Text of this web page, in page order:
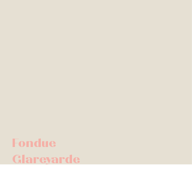
Fondue
Glareyarde